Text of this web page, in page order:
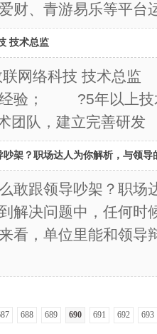
财、青游易乐等平台
技术总监
联网络科技 技术
经验； ?5年以上技
队，建立完善研发
架？职场达人为你解析，与领导
敢跟领导吵架？职场
决问题中，任何时
看，单位里能和领导
688 689 690 691 692
693